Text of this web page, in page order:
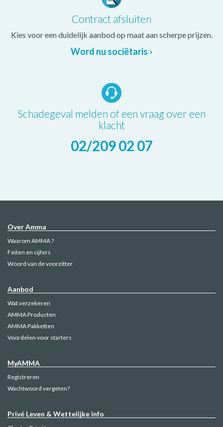
Contract afsluiten
Kies voor een duidelijk aanbod op maat aan scherpe prijzen.
Word nu sociëtaris ›
Schadegeval melden of een vraag over een
klacht
02/209 02 07
Over Amma
Waarom AMMA ?
Feiten en cijfers
Woord van de voorzitter
Aanbod
Wat verzekeren
AMMA Producten
AMMA Pakketten
Voordelen voor starters
MyAMMA
Registreren
Wachtwoord vergeten?
Privé Leven & Wettelijke info